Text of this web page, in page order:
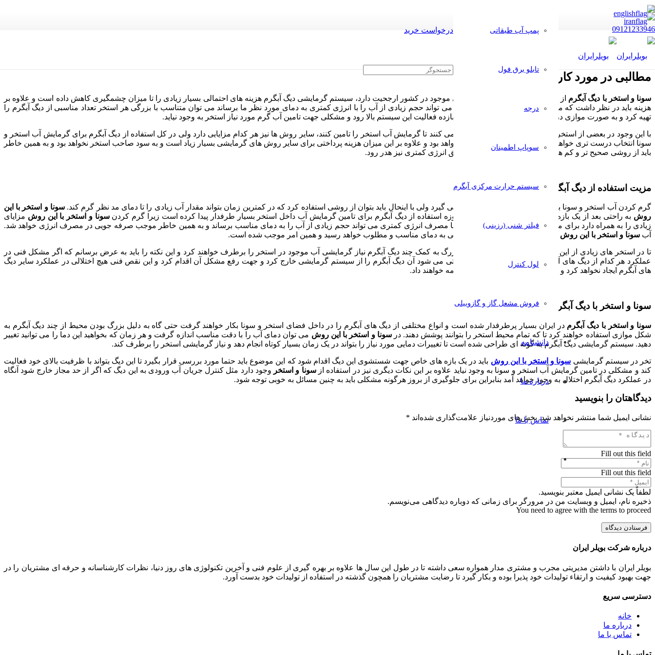
09121233946 پمپ آب طبقاتی
تابلو برق فول
درجه
سوپاپ اطمینان
سیستم حرارت مرکزی آبگرم
فیلتر شنی (رزینی)
لول کنترل
فروش مشعل گاز و گازوییلی
دانشنامه
درباره ما
تماس با ما
درخواست خرید
مطالبی در مورد کاربرد دیگ آبگرم در سونا و استخر
سونا و استخر با دیگ آبگرم از هر نظر نسبت به سایر استخر های موجود در کشور ارجحیت دارد، سیستم گرمایشی دیگ آبگرم هزینه های احتمالی بسیار زیادی را تا میزان چشمگیری کاهش داده است و علاوه بر
هزینه باید در نظر داشت که مصرف انرژی پایین تری نیز دارد و می تواند حجم زیادی از آب را با انرژی کمتری به دمای مورد نظر ما برساند می توان متناسب با بزرگی هر استخر تعداد مناسبی از دیگ آبگرم را
تهیه کرد و به صورت موازی در کنار هم قرار داد تا از این طریق بازده فعالیت این سیستم بالا رود و مشکلی جهت تامین آب گرم مورد نیاز استخر به وجود نیاید.
با این وجود در بعضی از استخر ها از روش های دیگری استفاده می کنند تا گرمایش آب استخر را تامین کنند، سایر روش ها نیز هر کدام مزایایی دارد ولی در کل استفاده از دیگ آبگرم برای گرمایش آب استخر و
سونا انتخاب درست تری خواهد بود و از هر نظر نتیجه کار بهتر خواهد بود و علاوه بر این میزان هزینه پرداختی برای سایر روش های گرمایشی بسیار زیاد است و به سود صاحب استخر نخواهد بود و به همین خاطر
باید از روشی صحیح تر و کم هزینه تر استفاده شود تا از این طریق انرژی کمتری نیز هدر رود.
مزیت استفاده از دیگ آبگرم در سونا و استخر
گرم کردن آب استخر و سونا با کمک روش های مختلفی انجام می گیرد ولی با اینحال باید بتوان از روشی استفاده کرد که در کمترین زمان بتواند مقدار آب زیادی را تا دمای مد نظر گرم کند.سونا و استخر با این
روش به راحتی بعد از یک بازه زمانی کوتاه گرم خواهد شد امروزه استفاده از دیگ آبگرم برای تامین گرمایش آب داخل استخر بسیار طرفدار پیدا کرده است زیرا گرم کردنسونا و استخر با این روش مزایای
زیادی را به همراه دارد برای مثال می توان گفت که دیگ آبگرم با مصرف انرژی کمتری می تواند حجم زیادی از آب را به دمای مناسب برساند و به همین خاطر موجب صرفه جویی در مصرف انرژی خواهد شد.
آب سونا و استخر با این روش زودتر از سایر روش هایی گرمایشی به دمای مناسب و مطلوب خواهد رسید و همین امر موجب شده است.
تا در استخر های زیادی از این روش استفاده شود.استخر های بزرگ به کمک چند دیگ آبگرم نیاز گرمایشی آب موجود در استخر را برطرف خواهند کرد و این نکته را باید به عرض برسانم که اگر مشکل فنی در
عملکرد هر کدام از دیگ های آبگرم استخر به وجود بیاید، به راحتی می شود آن دیگ آبگرم را از سیستم گرمایشی خارج کرد و جهت رفع مشکل آن اقدام کرد و این نقص فنی هیچ اختلالی در عملکرد سایر دیگ
های آبگرم ایجاد نخواهد کرد و بقیه دیگ های آبگرم کار خود را ادامه خواهند داد.
سونا و استخر با دیگ آبگرم
سونا و استخر با دیگ آبگرم در ایران بسیار پرطرفدار شده است و انواع مختلفی از دیگ های آبگرم را در داخل فضای استخر و سونا بکار خواهند گرفت حتی گاه به دلیل بزرگ بودن محیط از چند دیگ آبگرم به
شکل موازی استفاده خواهند کرد تا که تمام محیط استخر را بتوانند پوشش دهند. درسونا و استخر با این روش می توان دمای آب را با دقت مناسب اندازه گرفت و هر زمان که بخواهید این دما را می توانید تغییر
دهید. سیستم گرمایشی دیگ آبگرم به گونه ای طراحی شده است تا تغییرات دمایی مورد نیاز را بتواند در یک زمان بسیار کوتاه انجام دهد و نیاز گرمایشی استخر را برطرف کند.
تخر در سیستم گرمایشی سونا و استخر با این روش باید در یک بازه های خاص جهت شستشوی این دیگ اقدام شود که این موضوع باید حتما مورد بررسی قرار بگیرد تا این دیگ بتواند با ظرفیت بالای خود فعالیت
کند و مشکلی در تامین گرمایش آب استخر و سونا به وجود نیاید علاوه بر این نکات دیگری نیز در استفاده ازسونا و استخر وجود دارد مثل کنترل جریان آب ورودی به این دیگ که اگر از حد مجاز خارج شود آنگاه
در عملکرد دیگ آبگرم اختلال به وجود خواهد آمد بنابراین برای جلوگیری از بروز هرگونه مشکلی باید به چنین مسائل به خوبی توجه شود.
دیدگاهتان را بنویسید
نشانی ایمیل شما منتشر نخواهد شد. بخش‌های موردنیاز علامت‌گذاری شده‌اند *
Fill out this field
Fill out this field
لطفاً یک نشانی ایمیل معتبر بنویسید.
ذخیره نام، ایمیل و وبسایت من در مرورگر برای زمانی که دوباره دیدگاهی می‌نویسم.
You need to agree with the terms to proceed
فرستادن دیدگاه
درباره شرکت بویلر ایران
بویلر ایران با داشتن مدیریتی مجرب و مشتری مدار همواره سعی داشته تا در طول این سال ها علاوه بر بهره گیری از علوم فنی و آخرین تکنولوژی های روز دنیا، نظرات کارشناسانه و حرفه ای مشتریان را در
جهت بهبود کیفیت و ارتقاء تولیدات خود پذیرا بوده و بکار گیرد تا رضایت مشتریان را همچون گذشته در استفاده از تولیدات خود بدست آورد.
دسترسی سریع
خانه
درباره ما
تماس با ما